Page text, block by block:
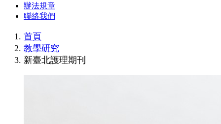
辦法規章
聯絡我們
首頁
教學研究
新臺北護理期刊